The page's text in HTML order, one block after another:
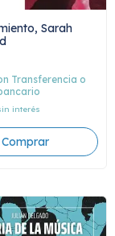
Sarah
Transferencia o
interés